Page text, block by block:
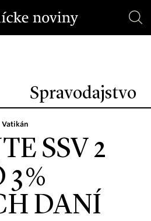
Spravodajstvo
Vatikán
SSV 2
%
DANÍ